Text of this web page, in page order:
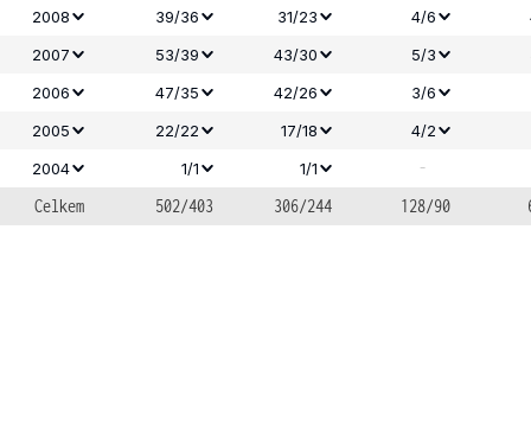
2008 39/36 31/23 4/6
2007
53/39 43/30 5/3
2006
47/35 42/26 3/6
2005
22/22 17/18
4/2
2004
1/1 1/1
-
Celkem
502/403 306/244 128/90